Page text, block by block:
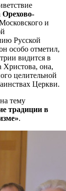
Орехово-
и
Русской
особо отметил,
видится в
Христова, она,
целительной
Церкви.
тему
традиции в
.